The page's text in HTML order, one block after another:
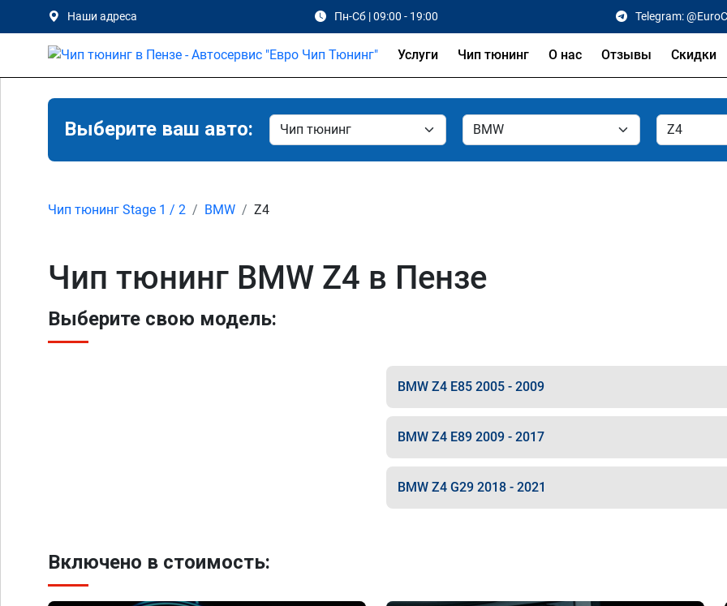
Наши адреса Пн-Сб | 09:00 - 19:00 Telegram:
Услуги Чип тюнинг О нас Отзывы Скидки
Выберите ваш авто:
Чип тюнинг Stage 1 / 2 BMW Z4
Чип тюнинг BMW Z4 в Пензе
Выберите свою модель:
BMW Z4 E85 2005 - 2009
BMW Z4 E89 2009 - 2017
BMW Z4 G29 2018 - 2021
Включено в стоимость: